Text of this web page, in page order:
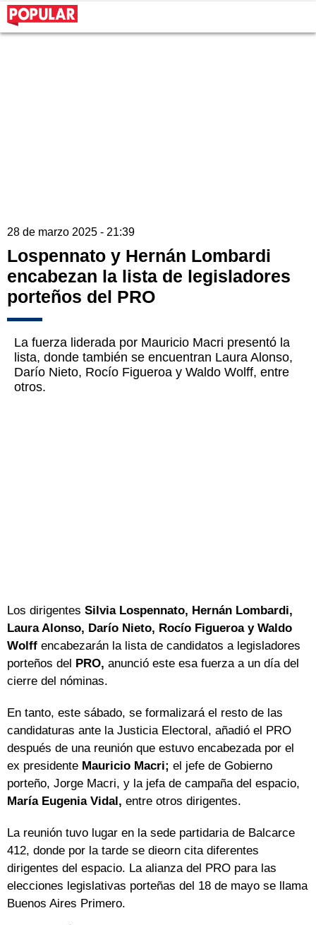
28 de marzo 2025 - 21:39
Lospennato y Hernán Lombardi
encabezan la lista de legisladores
porteños del PRO
La fuerza liderada por Mauricio Macri presentó la
lista, donde también se encuentran Laura Alonso,
Darío Nieto, Rocío Figueroa y Waldo Wolff, entre
otros.
Los dirigentes Silvia Lospennato, Hernán Lombardi,
Laura Alonso, Darío Nieto, Rocío Figueroa y Waldo
Wolff encabezarán la lista de candidatos a legisladores
porteños del PRO, anunció este esa fuerza a un día del
cierre del nóminas.
En tanto, este sábado, se formalizará el resto de las
candidaturas ante la Justicia Electoral, añadió el PRO
después de una reunión que estuvo encabezada por el
ex presidente Mauricio Macri; el jefe de Gobierno
porteño, Jorge Macri, y la jefa de campaña del espacio,
María Eugenia Vidal, entre otros dirigentes.
La reunión tuvo lugar en la sede partidaria de Balcarce
412, donde por la tarde se dieorn cita diferentes
dirigentes del espacio. La alianza del PRO para las
elecciones legislativas porteñas del 18 de mayo se llama
Buenos Aires Primero.